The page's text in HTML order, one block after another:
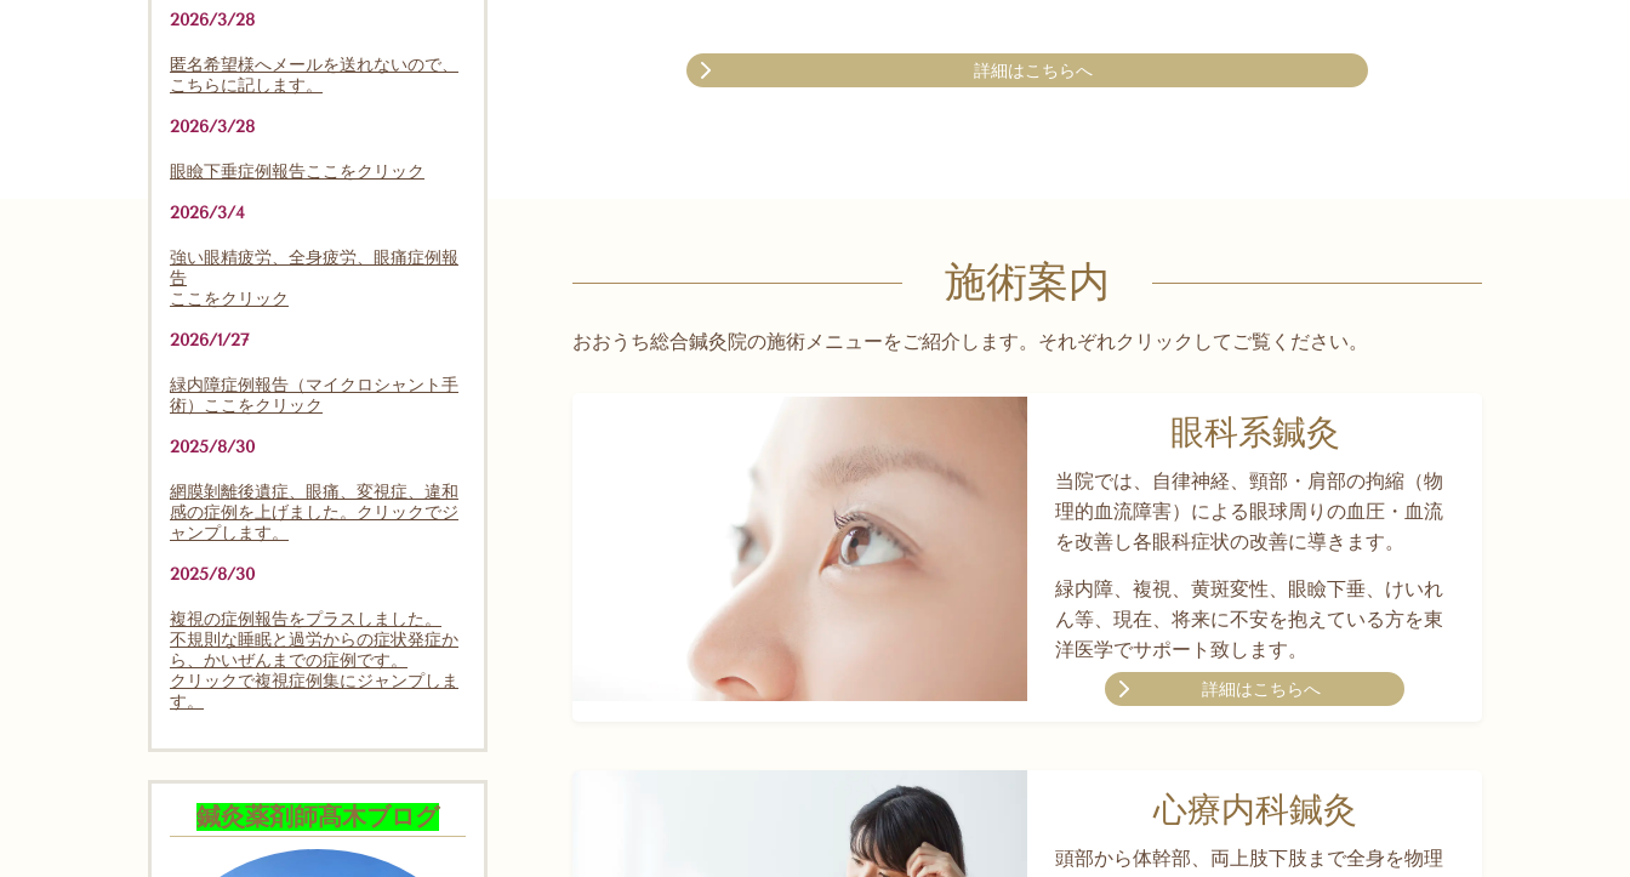
詳細はこちらへ
施術案内
おおうち総合鍼灸院の施術メニューをご紹介します。それぞれクリックしてご覧ください。
眼科系鍼灸
当院では、自律神経、頸部・肩部の拘縮（物
理的血流障害）による眼球周りの血圧・血流
を改善し各眼科症状の改善に導きます。
緑内障、複視、黄斑変性、眼瞼下垂、けいれ
ん等、現在、将来に不安を抱えている方を東
洋医学でサポート致します。
詳細はこちらへ
心療内科鍼灸
頭部から体幹部、両上肢下肢まで全身を物理
2026/3/28
匿名希望様へメールを送れないので、
こちらに記します。
2026/3/28
眼瞼下垂症例報告ここをクリック
2026/3/4
強い眼精疲労、全身疲労、眼痛症例報
告
ここをクリック
2026/1/27
緑内障症例報告（マイクロシャント手
術）ここをクリック
2025/8/30
網膜剝離後遺症、眼痛、変視症、違和
感の症例を上げました。クリックでジ
ャンプします。
2025/8/30
複視の症例報告をプラスしました。
不規則な睡眠と過労からの症状発症か
ら、かいぜんまでの症例です。
クリックで複視症例集にジャンプしま
す。
鍼灸薬剤師髙木ブログ